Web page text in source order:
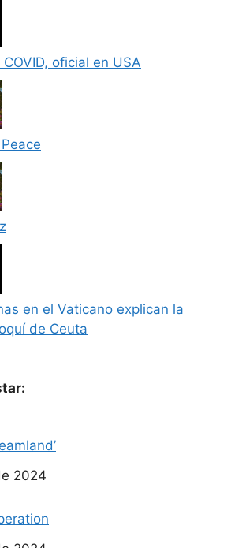
oficial en USA
en el Vaticano explican la
de Ceuta
2024